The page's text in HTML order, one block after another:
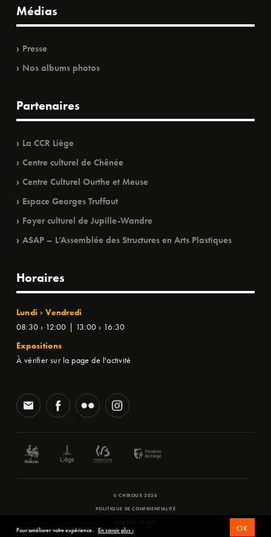
Médias
Presse
Nos albums photos
Partenaires
La CCR Liège
Centre culturel de Chênée
Centre Culturel Ourthe et Meuse
Espace Georges Truffaut
Foyer culturel de Jupille-Wandre
ASAP – L’Assemblée des Structures en Arts Plastiques
Horaires
Lundi › Vendredi
08:30 › 12:00 | 13:00 › 16:30
Expositions
À vérifier sur la page de l'activité
© CHIROUX 2026
POLITIQUE DE CONFIDENTIALITÉ
Pour améliorer votre expérience. En savoir plus › OK